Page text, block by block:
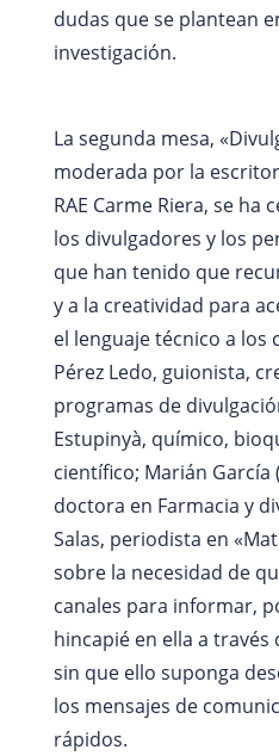
dudas que se plantean
investigación.
La segunda mesa,
moderada por la
RAE Carme Riera, se ha
los divulgadores y los
que han tenido que
y a la creatividad para
el lenguaje técnico a los
Pérez Ledo, guionista,
programas de
Estupinyà, químico,
científico; Marián García
doctora en Farmacia y
Salas, periodista en
sobre la necesidad de
canales para informar,
hincapié en ella a través
sin que ello suponga
los mensajes de
rápidos.